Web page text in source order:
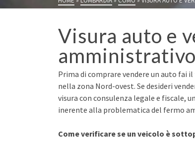
Visura auto e
Prima di comprare vendere un auto fai
nella zona Nord-ovest. Se desideri
visura con consulenza legale e fiscale,
inerente alla problematica del fermo
Come verificare se un veicolo è